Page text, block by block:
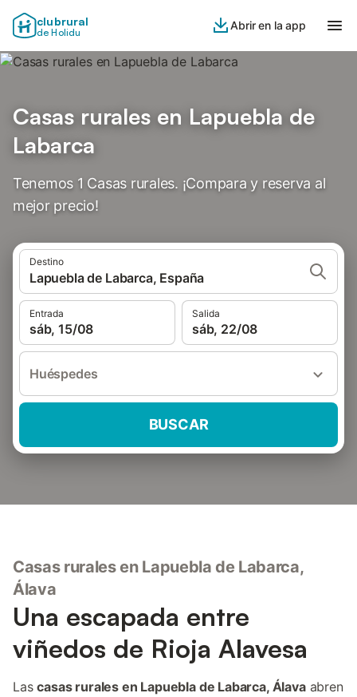
clubrural
de Holidu
Abrir en la app
Casas rurales en Lapuebla de
Labarca
Tenemos 1 Casas rurales. ¡Compara y reserva al
mejor precio!
Destino
Lapuebla de Labarca, España
Entrada
sáb, 15/08
Salida
sáb, 22/08
Huéspedes
BUSCAR
Casas rurales en Lapuebla de Labarca,
Álava
Una escapada entre
viñedos de Rioja Alavesa
Lascasas rurales en Lapuebla de Labarca, Álavaabren